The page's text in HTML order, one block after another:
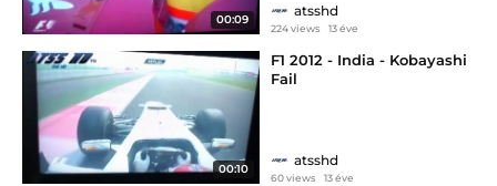
00:09
atsshd
224 views 13 éve
00:10
F1 2012 - India - Kobayashi
Fail
atsshd
60 views 13 éve